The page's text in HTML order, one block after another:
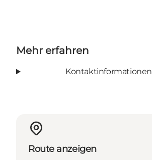
Mehr erfahren
Kontaktinformationen
Route anzeigen